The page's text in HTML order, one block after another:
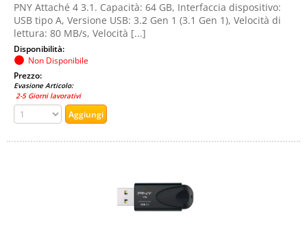
PNY Attaché 4 3.1. Capacità: 64 GB, Interfaccia dispositivo:
USB tipo A, Versione USB: 3.2 Gen 1 (3.1 Gen 1), Velocità di
lettura: 80 MB/s, Velocità [...]
Disponibilità:
Non Disponibile
Prezzo:
Evasione Articolo:
2-5 Giorni lavorativi